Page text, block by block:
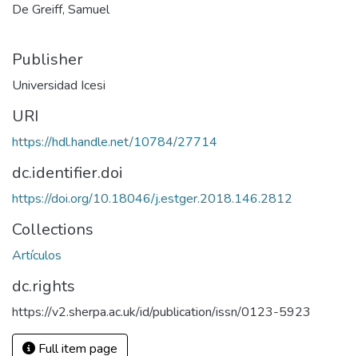
De Greiff, Samuel
Publisher
Universidad Icesi
URI
https://hdl.handle.net/10784/27714
dc.identifier.doi
https://doi.org/10.18046/j.estger.2018.146.2812
Collections
Artículos
dc.rights
https://v2.sherpa.ac.uk/id/publication/issn/0123-5923
Full item page